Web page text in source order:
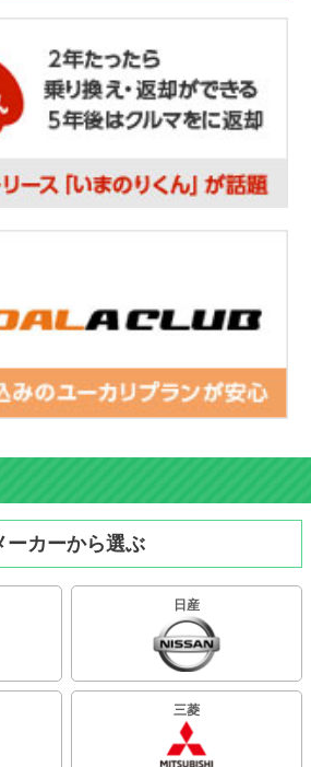
ーカーから選ぶ
日産
三菱